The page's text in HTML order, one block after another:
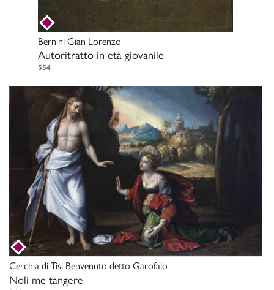
Bernini Gian Lorenzo
Autoritratto in età giovanile
554
Cerchia di Tisi Benvenuto detto Garofalo
Noli me tangere